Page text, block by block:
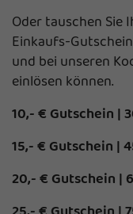
Oder tauschen Sie
Einkaufs-
und bei unseren
einlösen können.
10,- € Gutschein |
15,- € Gutschein |
20,- € Gutschein |